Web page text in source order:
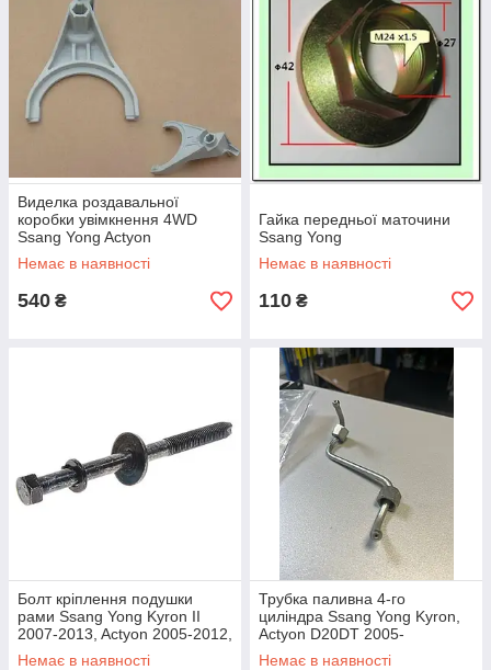
Виделка роздавальної
коробки увімкнення 4WD
Ssang Yong Actyon
Немає в наявності
540 ₴
Гайка передньої маточини
Ssang Yong
Немає в наявності
110 ₴
Болт кріплення подушки
рами Ssang Yong Kyron II
2007-2013, Actyon 2005-2012,
Rexton I/II 2001-2013
Немає в наявності
Трубка паливна 4-го
циліндра Ssang Yong Kyron,
Actyon D20DT 2005-
Немає в наявності